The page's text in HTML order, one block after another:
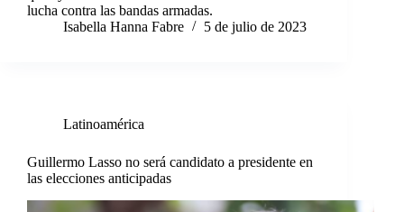
lucha contra las bandas armadas.
Isabella Hanna Fabre
5 de julio de 2023
Latinoamérica
Guillermo Lasso no será candidato a presidente en
las elecciones anticipadas